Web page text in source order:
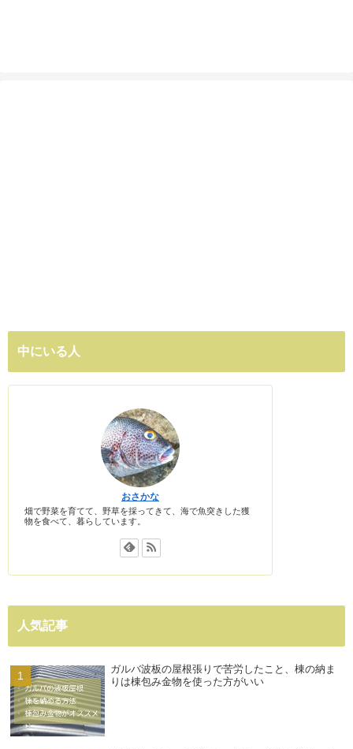
中にいる人
おさかな
畑で野菜を育てて、野草を採ってきて、海で魚突きした獲
物を食べて、暮らしています。
人気記事
ガルバ波板の屋根張りで苦労したこと、棟の納ま
りは棟包み金物を使った方がいい